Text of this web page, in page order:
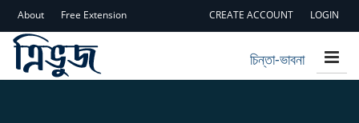
CREATE ACCOUNT LOGIN
About Free Extension
চিন্তা-ভাবনা